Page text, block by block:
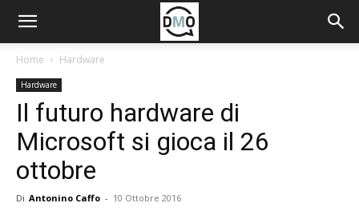
Home Hardware
Hardware
Il futuro hardware di
Microsoft si gioca il 26
ottobre
Di Antonino Caffo - 10 Ottobre 2016